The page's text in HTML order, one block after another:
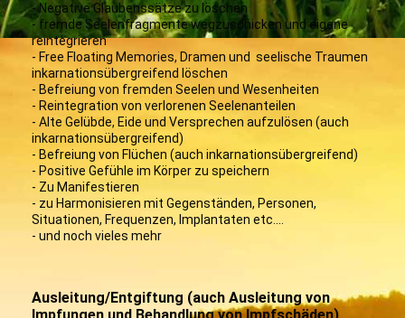
- Negative Glaubenssätze zu löschen
- fremde Seelenfragmente wegzuschicken und eigene
reintegrieren
- Free Floating Memories, Dramen und seelische Traumen
inkarnationsübergreifend löschen
- Befreiung von fremden Seelen und Wesenheiten
- Reintegration von verlorenen Seelenanteilen
- Alte Gelübde, Eide und Versprechen aufzulösen (auch
inkarnationsübergreifend)
- Befreiung von Flüchen (auch inkarnationsübergreifend)
- Positive Gefühle im Körper zu speichern
- Zu Manifestieren
- zu Harmonisieren mit Gegenständen, Personen,
Situationen, Frequenzen, Implantaten etc....
- und noch vieles mehr
Ausleitung/Entgiftung (auch Ausleitung von